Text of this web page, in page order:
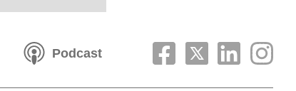
Podcast